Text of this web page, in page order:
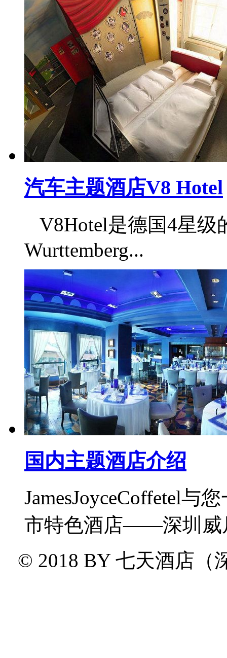
汽车主题酒店V8 Hotel
V8Hotel是德国4星级
Wurttemberg...
国内主题酒店介绍
JamesJoyceCoffetel与
市特色酒店——深圳威
© 2018 BY 七天酒店（